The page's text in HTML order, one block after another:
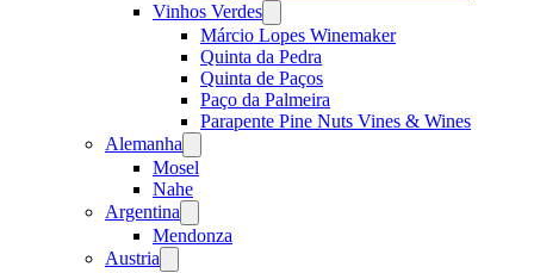
Vinhos Verdes
menu
Márcio Lopes Winemaker
Quinta da Pedra
Quinta de Paços
Paço da Palmeira
Parapente Pine Nuts Vines & Wines
Alemanha
menu
Mosel
Nahe
Argentina
menu
Mendonza
Austria